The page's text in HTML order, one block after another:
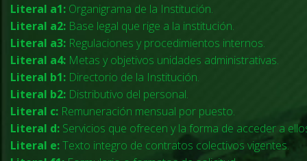
Literal a1: Organigrama de la Institución.
Literal a2: Base legal que rige a la institución.
Literal a3: Regulaciones y procedimientos internos.
Literal a4: Metas y objetivos unidades administrativas.
Literal b1: Directorio de la Institución.
Literal b2: Distributivo del personal.
Literal c: Remuneración mensual por puesto.
Literal d: Servicios que ofrecen y la forma de acceder a
Literal e:Texto integro de contratos colectivos vigentes.